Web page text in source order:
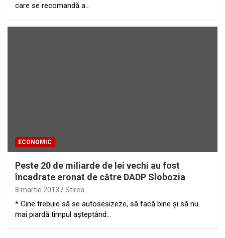
care se recomandă a…
ECONOMIC
Peste 20 de miliarde de lei vechi au fost
încadrate eronat de către DADP Slobozia
8 martie 2013 Stirea
* Cine trebuie să se autosesizeze, să facă bine şi să nu
mai piardă timpul aşteptând…